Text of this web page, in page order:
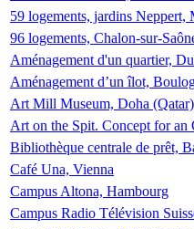
59 logements, jardins Neppert,
96 logements, Chalon-sur-
Aménagement d'un quartier,
Aménagement d’un îlot,
Art Mill Museum, Doha
Art on the Spit. Concept for
Bibliothèque centrale de prêt,
Café Una, Vienna
Campus Altona, Hambourg
Campus Radio Télévision